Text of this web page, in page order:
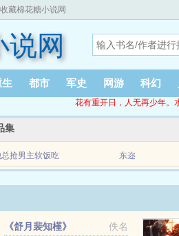
收藏棉花糖小说网
说网
都市 军史 网游 科幻
花有重开日，人无再少年。
集
抢男主软饭吃 东迩
佚名
《舒月裴知槿》